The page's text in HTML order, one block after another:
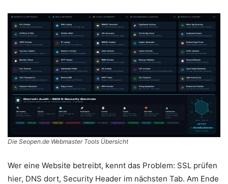
Die Seopen.de Webmaster Tools Übersicht
Wer eine Website betreibt, kennt das Problem: SSL prüfen
hier, DNS dort, Security Header im nächsten Tab. Am Ende